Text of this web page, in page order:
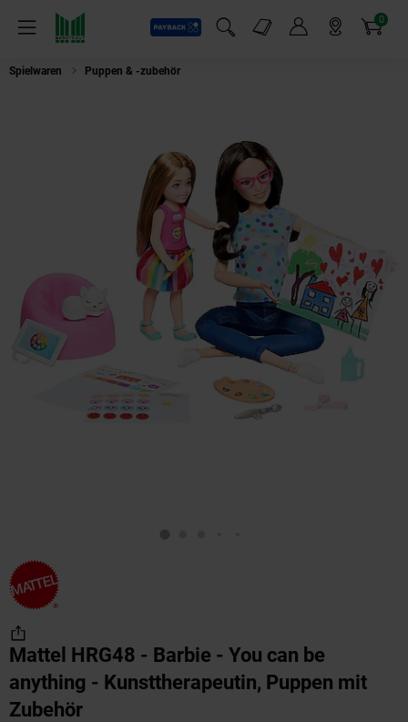
Menü
Payback
Suchfeld einblenden
Markt-Angebote 0
Artikel
Spielwaren Puppen & -zubehör
Mattel HRG48 - Barbie - You can be
anything - Kunsttherapeutin, Puppen mit
Zubehör